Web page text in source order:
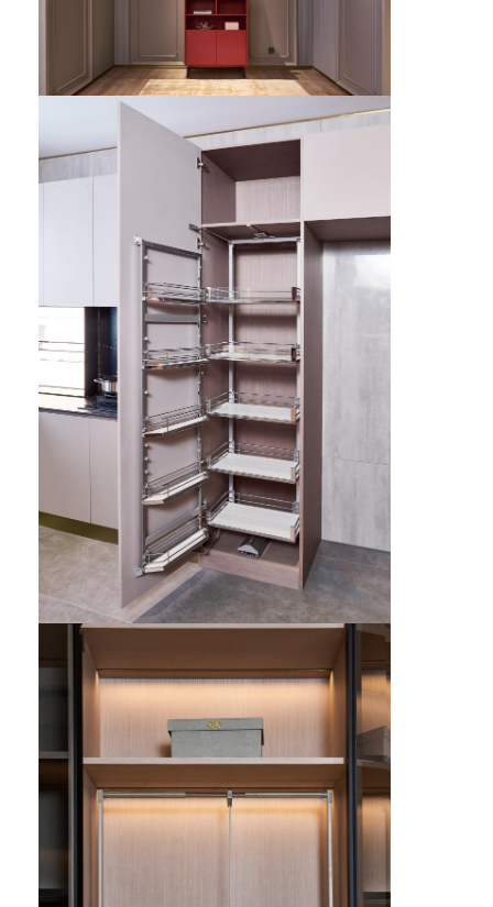
ভিলা আসবাবপত্র
অ্যাপার্টমেন্টের আসবাবপত্র
বাণিজ্যিক ক্লাবের আসবাবপত্র
আসবাবপত্র
সজ্জিত আসবাবপত্র